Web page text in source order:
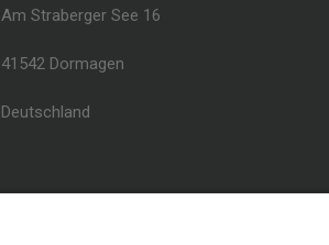
Am Straberger See 16
41542 Dormagen
Deutschland